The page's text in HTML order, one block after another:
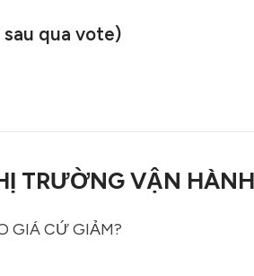
qua vote)
TRƯỜNG VẬN
GIÁ CỨ GIẢM?